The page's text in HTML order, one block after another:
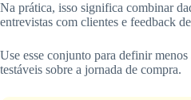
Na prática, isso significa combinar
entrevistas com clientes e feedback
Use esse conjunto para definir
testáveis sobre a jornada de compra.